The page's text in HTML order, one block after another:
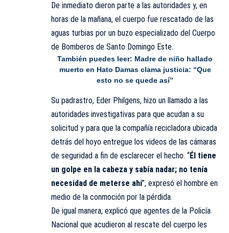
De inmediato dieron parte a las autoridades y, en
horas de la mañana, el cuerpo fue rescatado de las
aguas turbias por un buzo especializado del Cuerpo
de Bomberos de Santo Domingo Este.
También puedes leer: Madre de niño hallado
muerto en Hato Damas clama justicia: “Que
esto no se quede así”
Su padrastro, Eder Philgens, hizo un llamado a las
autoridades investigativas para que acudan a su
solicitud y para que la compañía recicladora ubicada
detrás del hoyo entregue los videos de las cámaras
de seguridad a fin de esclarecer el hecho. “Él tiene
un golpe en la cabeza y sabía nadar; no tenía
necesidad de meterse ahí”, expresó el hombre en
medio de la conmoción por la pérdida.
De igual manera, explicó que agentes de la Policía
Nacional que acudieron al rescate del cuerpo les